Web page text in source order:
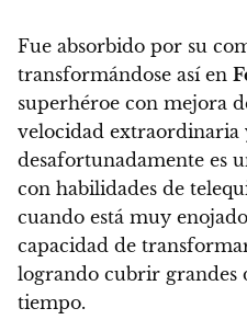
Fue absorbido por su
transformándose así en
superhéroe con mejora
velocidad extraordinaria
desafortunadamente es
con habilidades de
cuando está muy
capacidad de
logrando cubrir grandes
tiempo.